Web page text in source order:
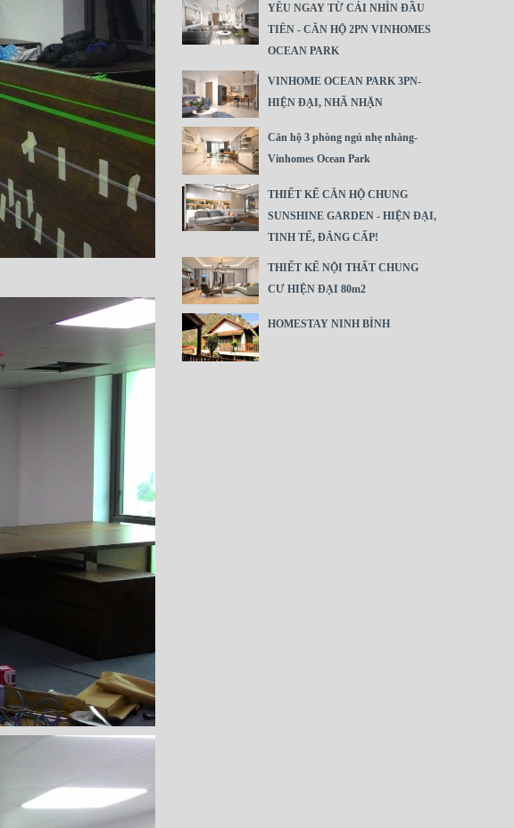
YÊU NGAY TỪ CÁI NHÌN ĐẦU
TIÊN - CĂN HỘ 2PN VINHOMES
OCEAN PARK
VINHOME OCEAN PARK 3PN-
HIỆN ĐẠI, NHÃ NHẶN
Căn hộ 3 phòng ngủ nhẹ nhàng-
Vinhomes Ocean Park
THIẾT KẾ CĂN HỘ CHUNG
SUNSHINE GARDEN - HIỆN ĐẠI,
TINH TẾ, ĐẲNG CẤP!
THIẾT KẾ NỘI THẤT CHUNG
CƯ HIỆN ĐẠI 80m2
HOMESTAY NINH BÌNH